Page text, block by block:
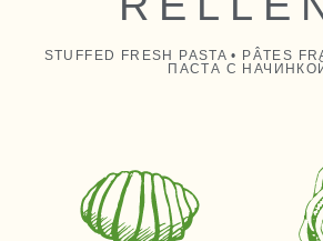
STUFFED FRESH PASTA • PÂTES
ПАСТА С